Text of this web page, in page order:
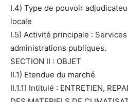
I.4) Type de pouvoir
locale
I.5) Activité principale :
administrations publiques.
SECTION II : OBJET
II.1) Etendue du marché
II.1.1) Intitulé : ENTRETIEN,